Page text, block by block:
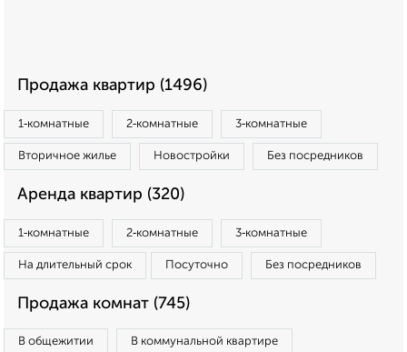
Продажа квартир (1496)
1‑комнатные 2‑комнатные 3‑комнатные
Вторичное жилье Новостройки Без посредников
Аренда квартир (320)
1‑комнатные 2‑комнатные 3‑комнатные
На длительный срок Посуточно Без посредников
Продажа комнат (745)
В общежитии В коммунальной квартире